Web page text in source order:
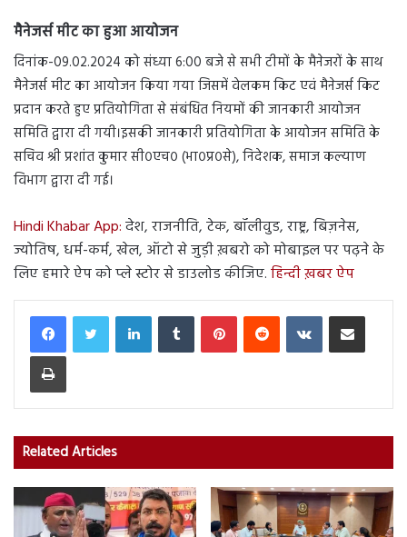
मैनेजर्स मीट का हुआ आयोजन
दिनांक-09.02.2024 को संध्या 6:00 बजे से सभी टीमों के मैनेजरों के साथ
मैनेजर्स मीट का आयोजन किया गया जिसमें वेलकम किट एवं मैनेजर्स किट
प्रदान करते हुए प्रतियोगिता से संबंधित नियमों की जानकारी आयोजन
समिति द्वारा दी गयी।इसकी जानकारी प्रतियोगिता के आयोजन समिति के
सचिव श्री प्रशांत कुमार सी०एच० (भा०प्र०से), निदेशक, समाज कल्याण
विभाग द्वारा दी गई।
Hindi Khabar App:देश, राजनीति, टेक, बॉलीवुड, राष्ट्र, बिज़नेस,
ज्योतिष, धर्म-कर्म, खेल, ऑटो से जुड़ी ख़बरो को मोबाइल पर पढ़ने के
लिए हमारे ऐप को प्ले स्टोर से डाउलोड कीजिए.हिन्दी ख़बर ऐप
LinkedInTumblr PinterestReddit VKontakteShare via Email
Print
Related Articles